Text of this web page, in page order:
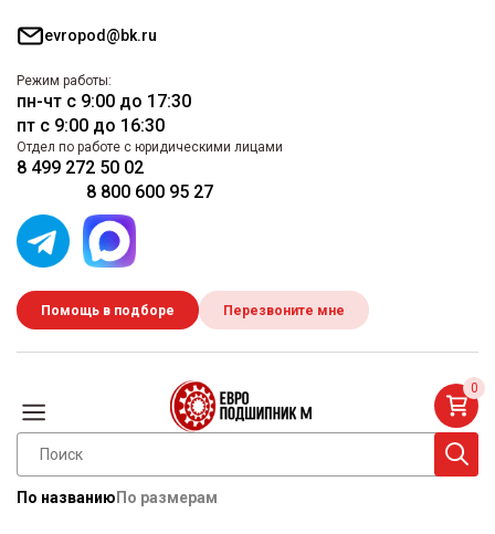
evropod@bk.ru
Режим работы:
пн-чт с 9:00 до 17:30
пт с 9:00 до 16:30
Отдел по работе с юридическими лицами
8 499 272 50 02
8 800 600 95 27
Помощь в подборе Перезвоните мне
По названию По размерам
0